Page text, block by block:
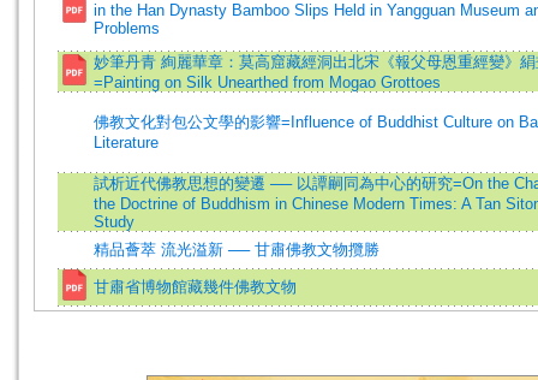
in the Han Dynasty Bamboo Slips Held in Yangguan Museum
Problems
妙筆丹青 絢麗華章：莫高窟藏經洞出北宋《報父母恩重經變》
=Painting on Silk Unearthed from Mogao Grottoes
佛教文化對包公文學的影響=Influence of Buddhist Culture on
Literature
試析近代佛教思想的變遷 ── 以譚嗣同為中心的研究=On the
the Doctrine of Buddhism in Chinese Modern Times: A Tan
Study
精品薈萃 流光溢新 ── 甘肅佛教文物攬勝
甘肅省博物館藏幾件佛教文物